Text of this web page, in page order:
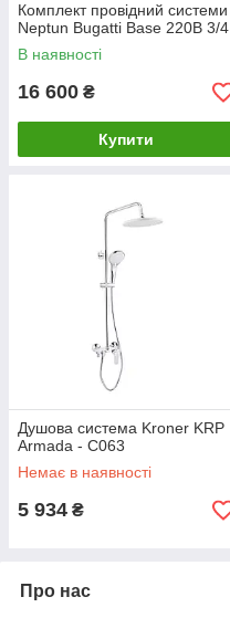
Комплект провідний системи
Neptun Bugatti Base 220B 3/4
В наявності
16 600 ₴
Купити
Душова система Kroner KRP
Armada - C063
Немає в наявності
5 934 ₴
Про нас